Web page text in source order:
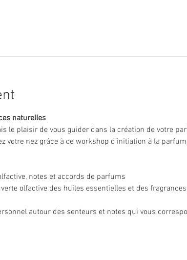
naturelles
le plaisir de vous guider dans la création de votre
votre nez grâce à ce workshop d’initiation à la
notes et accords de parfums
olfactive des huiles essentielles et des
autour des senteurs et notes qui vous